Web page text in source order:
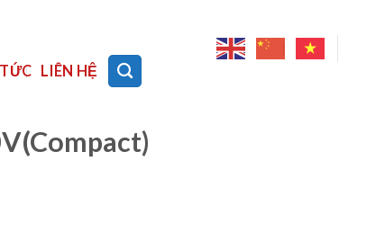
LIÊN HỆ